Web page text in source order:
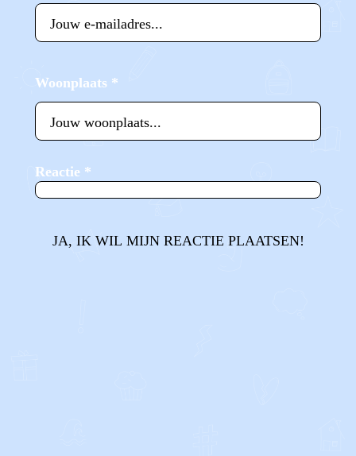
Woonplaats *
Reactie *
JA, IK WIL MIJN REACTIE PLAATSEN!